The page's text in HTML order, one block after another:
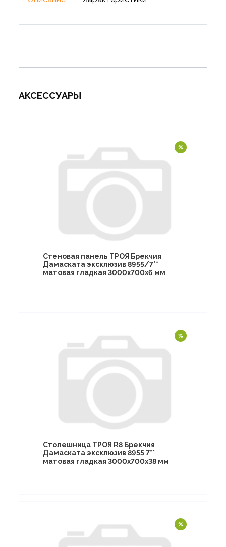
АКСЕССУАРЫ
Стеновая панель ТРОЯ Брекчия
Дамаската эксклюзив 8955/7**
матовая гладкая 3000х700х6 мм
Столешница ТРОЯ R8 Брекчия
Дамаската эксклюзив 8955 7**
матовая гладкая 3000х700х38 мм